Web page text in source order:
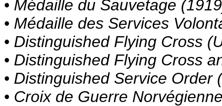
• Médaille du Sauvetage
• Médaille des Services
• Distinguished Flying Cross
• Distinguished Flying Cross
• Distinguished Service Order
• Croix de Guerre